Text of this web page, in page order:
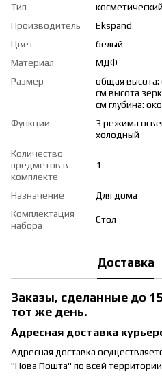
Тип
Производитель
Ekspand
Цвет
белый
Материал
МДФ
Размер
общая высота:
см высота
см глубина:
Функции
3 режима
холодный
Количество
предметов в
комплекте
1
Назначение
Для дома
Комплектация
набора
Стол
Доставка
Заказы, сделанные до
тот же день.
Адресная доставка
Адресная доставка
"Нова Пошта" по всей